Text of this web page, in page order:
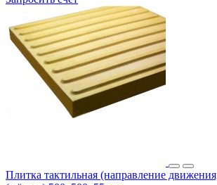
Плитка тактильная (направление